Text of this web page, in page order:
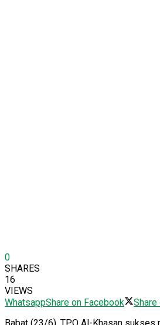
0
SHARES
16
VIEWS
WhatsappShare on Facebook